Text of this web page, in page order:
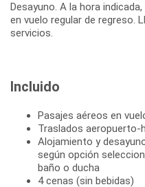
Desayuno. A la hora
en vuelo regular de regreso.
Incluido
Pasajes aéreos en
Traslados
Alojamiento y
según opción
baño o ducha
4 cenas (sin bebidas)